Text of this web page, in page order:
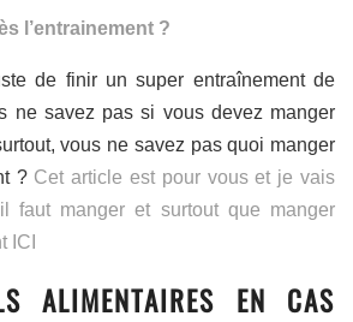
l’entrainement ?
de finir un super entraînement de
ne savez pas si vous devez manger
vous ne savez pas quoi manger
? Cet article est pour vous et je vais
faut manger et surtout que manger
ICI
ALIMENTAIRES EN CAS